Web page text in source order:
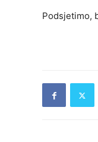
Podsjetimo,